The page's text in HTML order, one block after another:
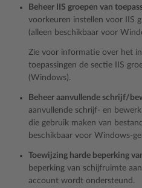
Beheer IIS groepen van
voorkeuren instellen voor IIS
(alleen beschikbaar voor
Zie voor informatie over het
toepassingen de sectie
IIS
(Windows).
Beheer aanvullende schrijf/
aanvullende schrijf- en
die gebruik maken van
beschikbaar voor Windows-
Toewijzing harde beperking
beperking van schijfruimte
account wordt ondersteund.